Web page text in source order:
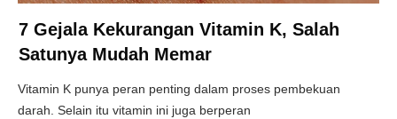
7 Gejala Kekurangan Vitamin K, Salah
Satunya Mudah Memar
Vitamin K punya peran penting dalam proses pembekuan
darah. Selain itu vitamin ini juga berperan